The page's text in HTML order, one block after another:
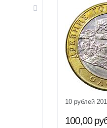
10 рублей
100,00